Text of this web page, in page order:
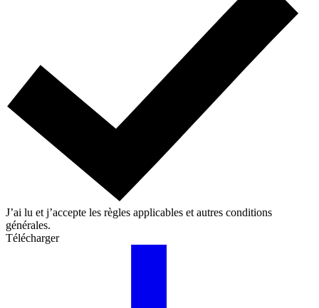
J’ai lu et j’accepte les règles applicables et autres conditions
générales.
Télécharger